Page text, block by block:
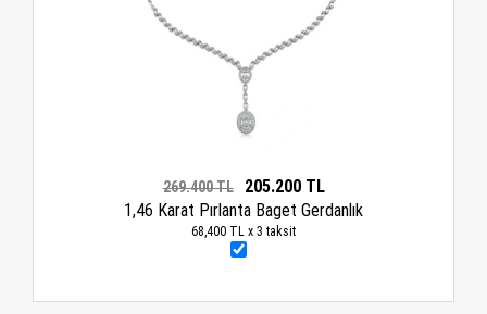
269.400 TL
205.200 TL
1,46 Karat Pırlanta Baget Gerdanlık
68,400 TL x 3 taksit